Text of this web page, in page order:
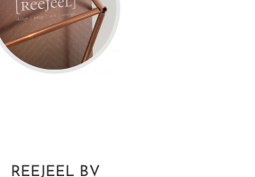
REEJEEL BV